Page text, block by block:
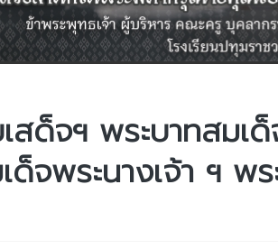
สด็จฯ พระบาทสมเ
ด็จพระนางเจ้า ฯ พ